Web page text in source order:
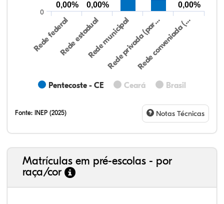
Pentecoste - CE Ceará Brasil
Rede federalRede estadualRede municipal
Rede privada (par…Rede conveniada (…
0
0,00% 0,00%
0,00%
Fonte: INEP (2025) Notas Técnicas
Matrículas em pré-escolas - por
raça/cor